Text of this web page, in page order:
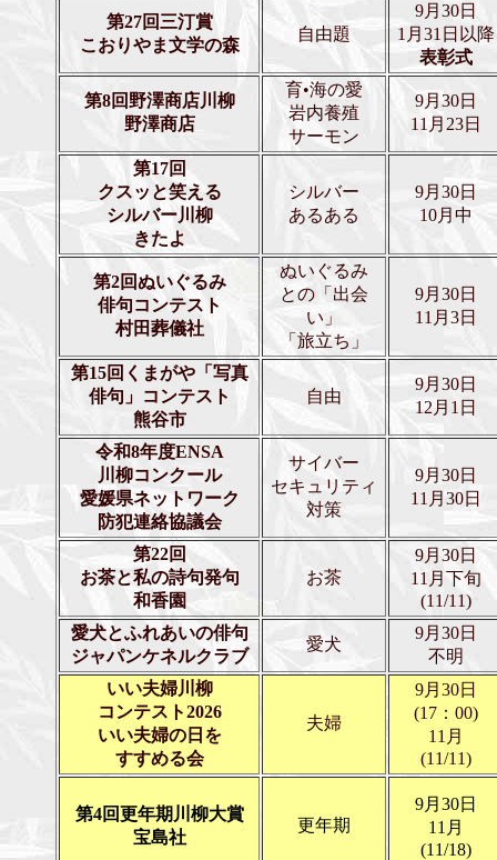
第27回三汀賞
こおりやま文学の森
自由題
9月30日
1月31日以降
表彰式
第8回野澤商店川柳
野澤商店
育•海の愛
岩内養殖
サーモン
9月30日
11月23日
第17回
クスッと笑える
シルバー川柳
きたよ
シルバー
あるある
9月30日
10月中
第2回ぬいぐるみ
俳句コンテスト
村田葬儀社
ぬいぐるみ
との「出会
い」
「旅立ち」
9月30日
11月3日
第15回くまがや「写真
俳句」コンテスト
熊谷市
自由
9月30日
12月1日
令和8年度ENSA
川柳コンクール
愛媛県ネットワーク
防犯連絡協議会
サイバー
セキュリティ
対策
9月30日
11月30日
第22回
お茶と私の詩句発句
和香園
お茶
9月30日
11月下旬
(11/11)
愛犬とふれあいの俳句
ジャパンケネルクラブ
愛犬
9月30日
不明
いい夫婦川柳
コンテスト2026
いい夫婦の日を
すすめる会
夫婦
9月30日
(17：00)
11月
(11/11)
第4回更年期川柳大賞
宝島社
更年期
9月30日
11月
(11/18)